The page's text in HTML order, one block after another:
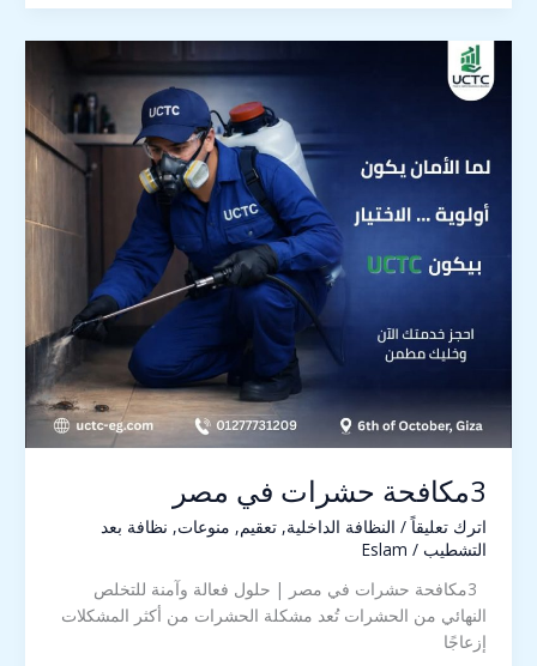
3مكافحة حشرات في مصر
اترك تعليقاً / النظافة الداخلية, تعقيم, منوعات, نظافة بعد
التشطيب /
Eslam
3مكافحة حشرات في مصر | حلول فعالة وآمنة للتخلص
النهائي من الحشرات تُعد مشكلة الحشرات من أكثر المشكلات
إزعاجًا
3مكافحة
حشرات
في